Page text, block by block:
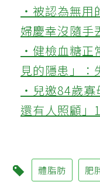
‧被認為無用
婦慶幸沒隨手
‧健檢血糖正
見的隱患」：
‧兒邀84歲寡
還有人照顧」
體脂肪 肥